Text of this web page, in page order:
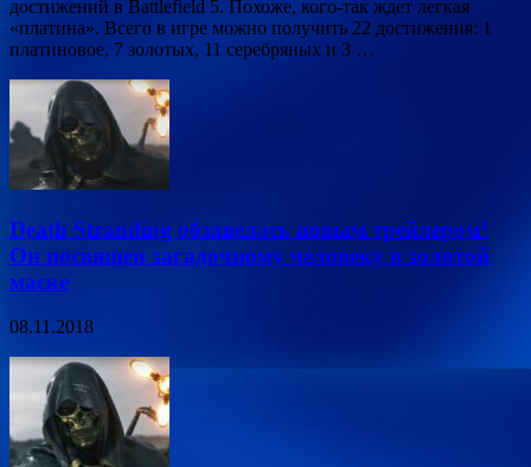
достижений в Battlefield 5. Похоже, кого-так ждет легкая
«платина». Всего в игре можно получить 22 достижения: 1
платиновое, 7 золотых, 11 серебряных и 3 …
Death Stranding обзавелась новым трейлером!
Он посвящен загадочному человеку в золотой
маске
08.11.2018